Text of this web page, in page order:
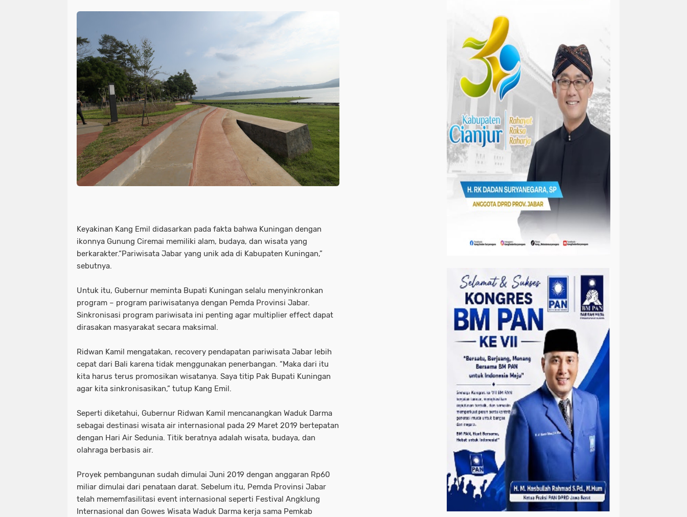
Keyakinan Kang Emil didasarkan pada fakta bahwa Kuningan dengan
ikonnya Gunung Ciremai memiliki alam, budaya, dan wisata yang
berkarakter.“Pariwisata Jabar yang unik ada di Kabupaten Kuningan,”
sebutnya.
Untuk itu, Gubernur meminta Bupati Kuningan selalu menyinkronkan
program – program pariwisatanya dengan Pemda Provinsi Jabar.
Sinkronisasi program pariwisata ini penting agar multiplier effect dapat
dirasakan masyarakat secara maksimal.
Ridwan Kamil mengatakan, recovery pendapatan pariwisata Jabar lebih
cepat dari Bali karena tidak menggunakan penerbangan. “Maka dari itu
kita harus terus promosikan wisatanya. Saya titip Pak Bupati Kuningan
agar kita sinkronisasikan,” tutup Kang Emil.
Seperti diketahui, Gubernur Ridwan Kamil mencanangkan Waduk Darma
sebagai destinasi wisata air internasional pada 29 Maret 2019 bertepatan
dengan Hari Air Sedunia. Titik beratnya adalah wisata, budaya, dan
olahraga berbasis air.
Proyek pembangunan sudah dimulai Juni 2019 dengan anggaran Rp60
miliar dimulai dari penataan darat. Sebelum itu, Pemda Provinsi Jabar
telah mememfasilitasi event internasional seperti Festival Angklung
Internasional dan Gowes Wisata Waduk Darma kerja sama Pemkab